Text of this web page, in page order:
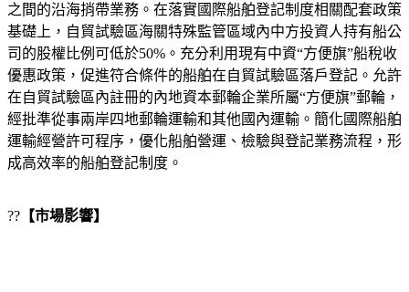
之間的沿海捎帶業務。在落實國際船舶登記制度相關配套政策
基礎上，自貿試驗區海關特殊監管區域內中方投資人持有船公
司的股權比例可低於50%。充分利用現有中資“方便旗”船稅收
優惠政策，促進符合條件的船舶在自貿試驗區落戶登記。允許
在自貿試驗區內註冊的內地資本郵輪企業所屬“方便旗”郵輪，
經批準從事兩岸四地郵輪運輸和其他國內運輸。簡化國際船舶
運輸經營許可程序，優化船舶營運、檢驗與登記業務流程，形
成高效率的船舶登記制度。
?? 【市場影響】